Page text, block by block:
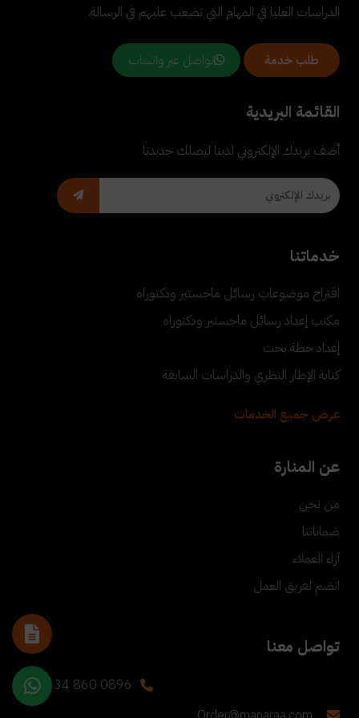
الدراسات العليا في المهام التي تصعب عليهم في الرسالة.
طلب خدمة تواصل عبر واتساب
القائمة البريدية
أضف بريدك الإلكتروني لدينا ليصلك جديدنا
خدماتنا
اقتراح موضوعات رسائل ماجستير ودكتوراه
مكتب إعداد رسائل ماجستير ودكتوراه
إعداد خطة بحث
كتابة الإطار النظري والدراسات السابقة
عرض جميع الخدمات
عن المنارة
من نحن
ضماناتنا
آراء العملاء
انضم لفريق العمل
تواصل معنا
+90 534 860 0896